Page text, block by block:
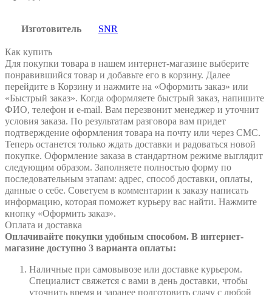
Изготовитель SNR
Как купить
Для покупки товара в нашем интернет-магазине выберите
понравившийся товар и добавьте его в корзину. Далее
перейдите в Корзину и нажмите на «Оформить заказ» или
«Быстрый заказ». Когда оформляете быстрый заказ, напишите
ФИО, телефон и e-mail. Вам перезвонит менеджер и уточнит
условия заказа. По результатам разговора вам придет
подтверждение оформления товара на почту или через СМС.
Теперь останется только ждать доставки и радоваться новой
покупке. Оформление заказа в стандартном режиме выглядит
следующим образом. Заполняете полностью форму по
последовательным этапам: адрес, способ доставки, оплаты,
данные о себе. Советуем в комментарии к заказу написать
информацию, которая поможет курьеру вас найти. Нажмите
кнопку «Оформить заказ».
Оплата и доставка
Оплачивайте покупки удобным способом. В интернет-
магазине доступно 3 варианта оплаты:
Наличные при самовывозе или доставке курьером.
Специалист свяжется с вами в день доставки, чтобы
уточнить время и заранее подготовить сдачу с любой